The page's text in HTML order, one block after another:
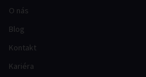
O nás
Blog
Kontakt
Kariéra